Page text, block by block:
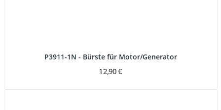
P3911-1N - Bürste für Motor/Generator
12,90 €